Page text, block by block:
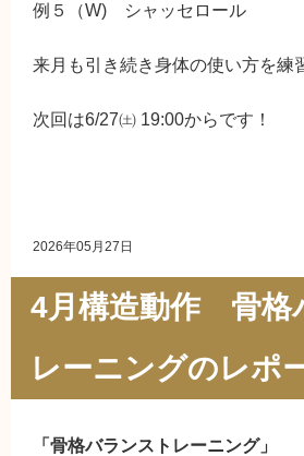
例５（W) シャッセロール
来月も引き続き身体の使い方を練
次回は6/27㈯ 19:00からです！
2026年05月27日
4月構造動作 骨格
レーニングのレポ
「骨格バランストレーニング」